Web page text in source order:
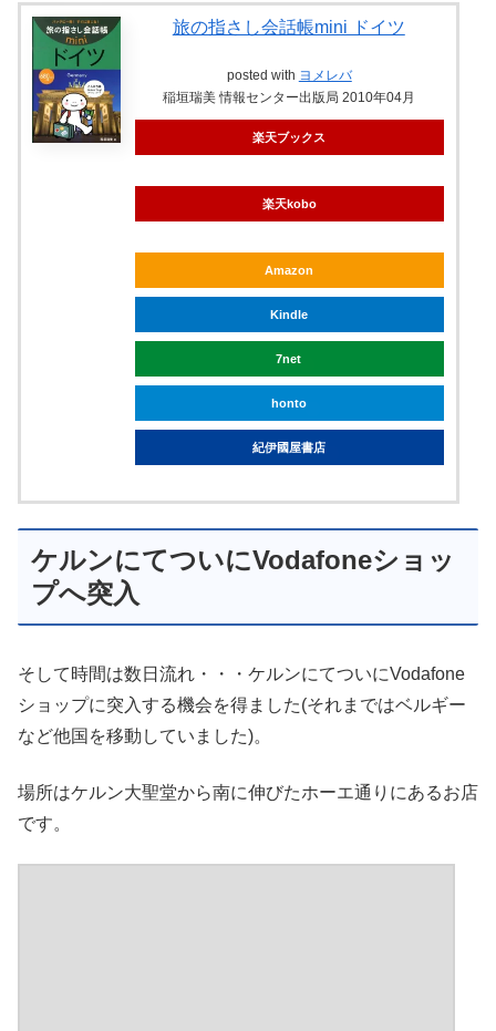
旅の指さし会話帳mini ドイツ
posted with ヨメレバ
稲垣瑞美 情報センター出版局 2010年04月
楽天ブックス
楽天kobo
Amazon
Kindle
7net
honto
紀伊國屋書店
ケルンにてついにVodafoneショッ
プへ突入
そして時間は数日流れ・・・ケルンにてついにVodafone
ショップに突入する機会を得ました(それまではベルギー
など他国を移動していました)。
場所はケルン大聖堂から南に伸びたホーエ通りにあるお店
です。